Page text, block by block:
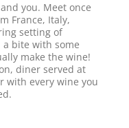
you. Meet once
France, Italy,
setting of
a bite with some
make the wine!
diner served at
with every wine you